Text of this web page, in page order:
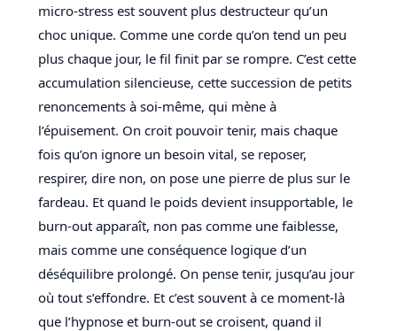
micro-stress est souvent plus destructeur qu’un
choc unique. Comme une corde qu’on tend un peu
plus chaque jour, le fil finit par se rompre. C’est cette
accumulation silencieuse, cette succession de petits
renoncements à soi-même, qui mène à
l’épuisement. On croit pouvoir tenir, mais chaque
fois qu’on ignore un besoin vital, se reposer,
respirer, dire non, on pose une pierre de plus sur le
fardeau. Et quand le poids devient insupportable, le
burn-out apparaît, non pas comme une faiblesse,
mais comme une conséquence logique d’un
déséquilibre prolongé. On pense tenir, jusqu’au jour
où tout s’effondre. Et c’est souvent à ce moment-là
que l’hypnose et burn-out se croisent, quand il